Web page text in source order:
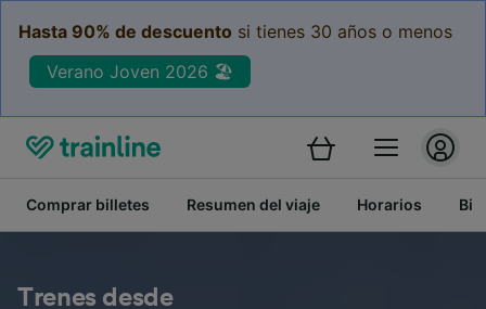
Hasta 90% de descuento si tienes 30 años o menos
Verano Joven 2026 🏖️
Comprar billetes Resumen del viaje Horarios
Trenes desde